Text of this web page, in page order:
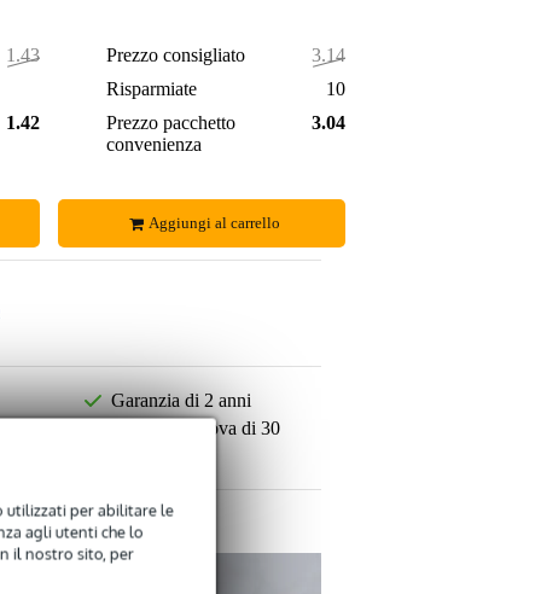
utilizzati per abilitare le
agli utenti che lo
il nostro sito, per
1.430,00 €
1.425,00 €
Prezzo consigliato
3.142,00 €
Risparmiate
100,00 €
Prezzo pacchetto
convenienza
3.042,00 €
Aggiungi al carrello
Garanzia di 2 anni
Periodo di prova di 30